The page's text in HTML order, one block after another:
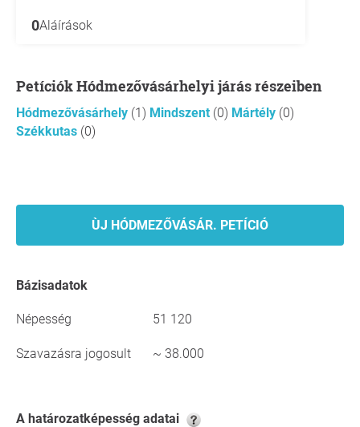
0Aláírások
Petíciók Hódmezővásárhelyi járás részeiben
Hódmezővásárhely (1) Mindszent (0) Mártély (0)
Székkutas (0)
ÙJ HÓDMEZŐVÁSÁR. PETÍCIÓ
Bázisadatok
Népesség 51 120
Szavazásra jogosult ~ 38.000
A határozatképesség adatai